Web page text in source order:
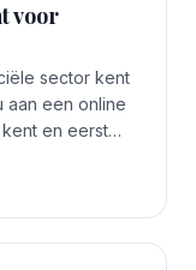
voor
sector kent
aan een online
en eerst